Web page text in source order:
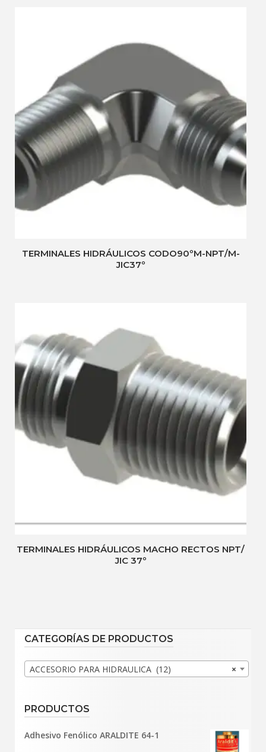
TERMINALES HIDRÁULICOS CODO90ºM-NPT/M-
JIC37º
TERMINALES HIDRÁULICOS MACHO RECTOS NPT/
JIC 37º
CATEGORÍAS DE PRODUCTOS
×
ACCESORIO PARA HIDRAULICA (12)
PRODUCTOS
Adhesivo Fenólico ARALDITE 64-1